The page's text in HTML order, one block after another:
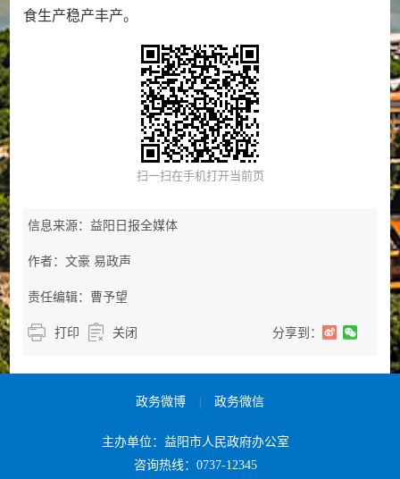
食生产稳产丰产。
扫一扫在手机打开当前页
信息来源：益阳日报全媒体
作者：文豪 易政声
责任编辑：曹予望
打印 关闭 分享到：
政务微博 | 政务微信
主办单位：益阳市人民政府办公室
咨询热线：0737-12345